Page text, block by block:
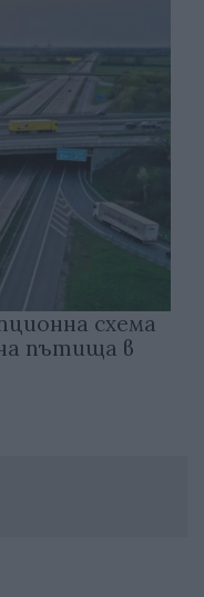
схема
пътища в